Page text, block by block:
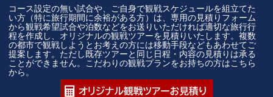
コース設定の無い試合や、ご自身で観戦スケジュールを組立てた
い方（特に旅行期間に余裕がある方）は、専用の見積りフォーム
から観戦希望試合や泊数などをお送りいただければ適切な旅行行
程を作成し、オリジナルの観戦ツアーを見積りいたします。複数
の都市で観戦しようとお考えの方には移動手段などもあわせてご
提案します。ただし既存ツアーと同じ日程・内容の見積りは承る
ことができません。こだわりの観戦プランをお持ちの方はこちら
から。